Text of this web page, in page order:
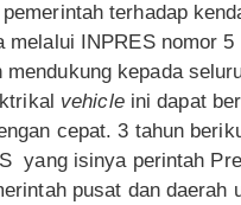
pemerintah terhadap
melalui INPRES nomor 5
mendukung kepada
vehicleini dapat
cepat. 3 tahun
yang isinya perintah
pusat dan daerah